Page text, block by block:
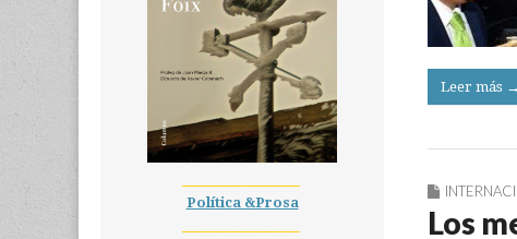
Leer más →
Los
Política &Prosa